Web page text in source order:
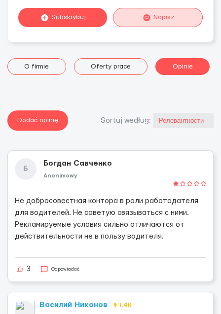
Subskrybuj Napisz
O firmie Oferty prace Opinie
Dodać opinię Sortuj według:
Б
Богдан Савченко
Anonimowy
Не добросовестная контора в роли работодателя
для водителей. Не советую связываться с ними.
Рекламируемые условия сильно отличаются от
действительности не в пользу водителя.
3 Odpowiadać
Василий Никонов 1.4K